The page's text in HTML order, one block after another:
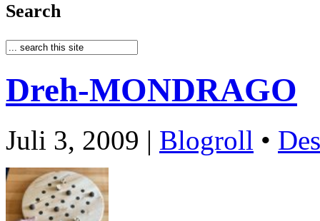
Search
Dreh-MONDRAGO
Juli 3, 2009 | Blogroll •